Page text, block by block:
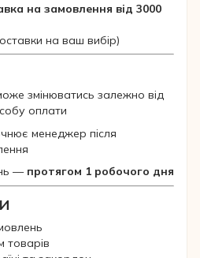
на замовлення від 3000
на ваш вибір)
змінюватись залежно від
оплати
менеджер після
— протягом 1 робочого дня
товарів